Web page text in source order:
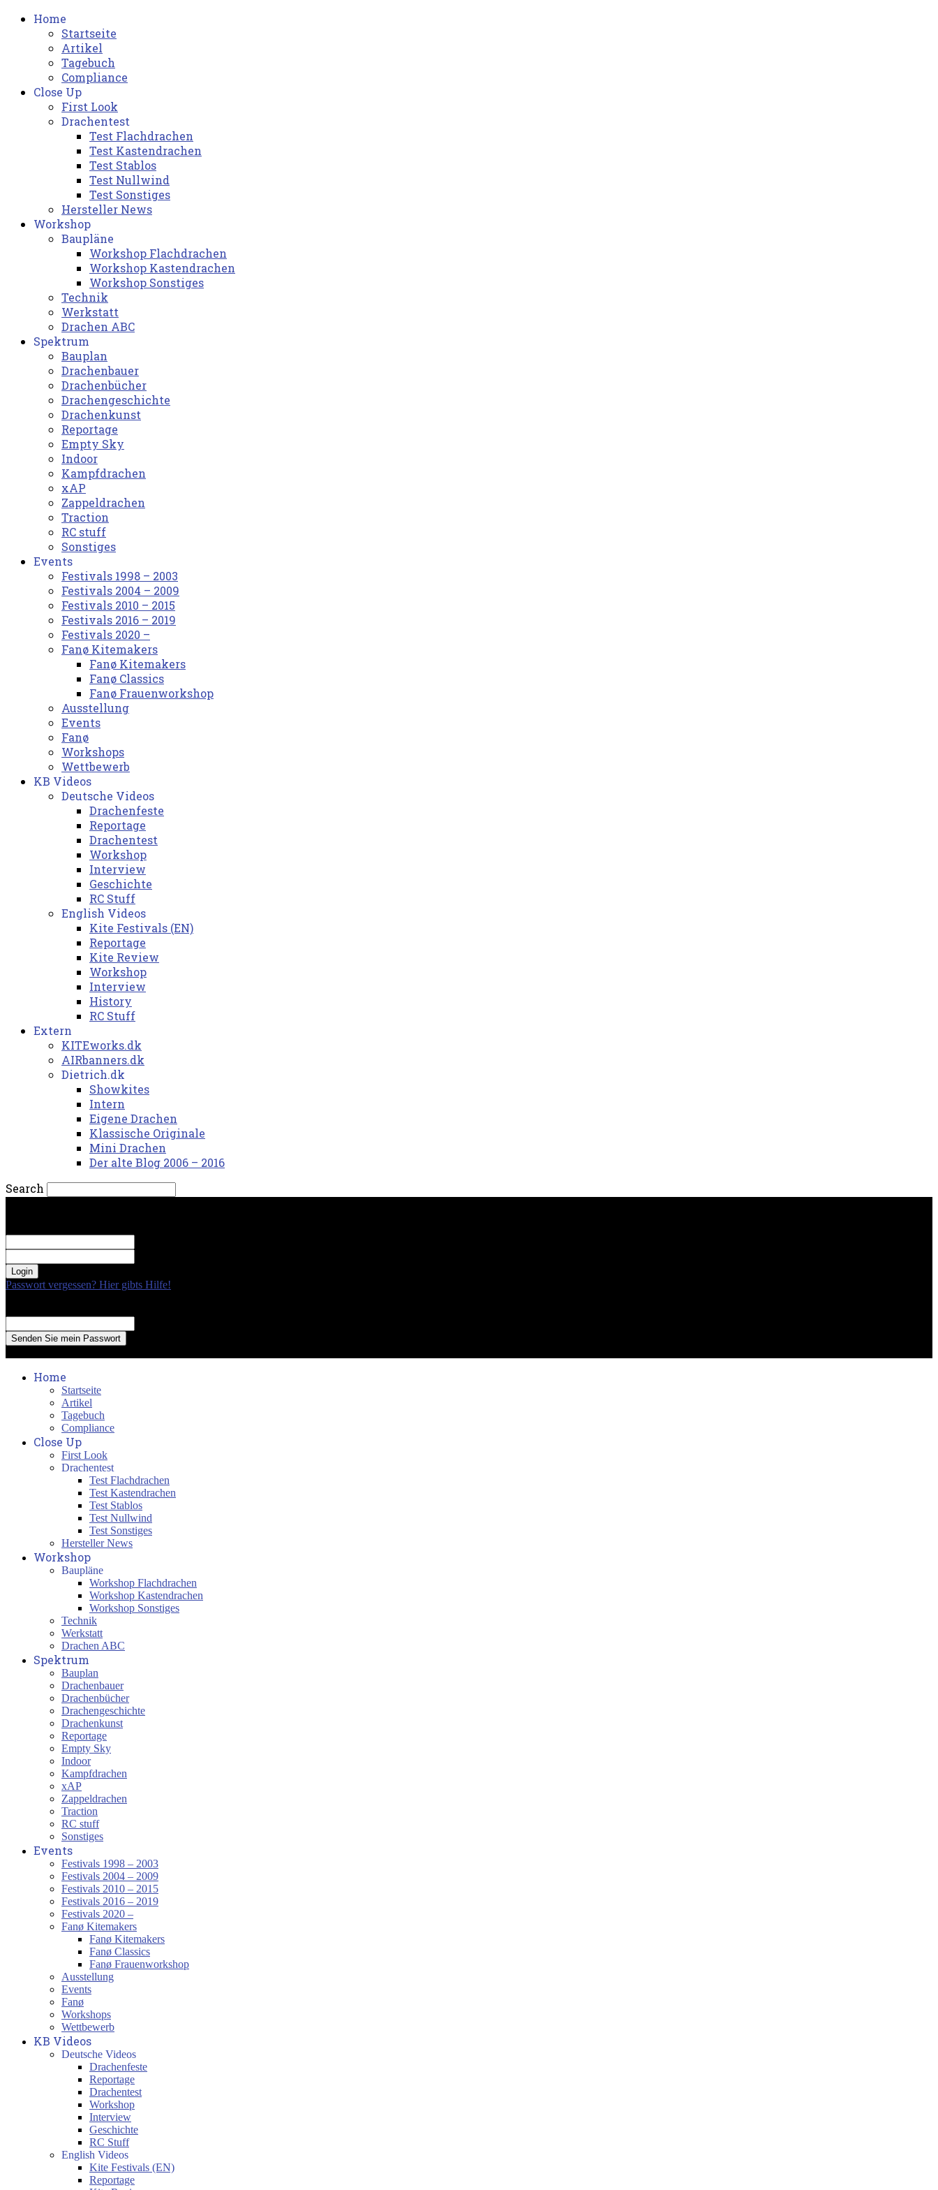
Home
Startseite
Artikel
Tagebuch
Compliance
Close Up
First Look
Drachentest
Test Flachdrachen
Test Kastendrachen
Test Stablos
Test Nullwind
Test Sonstiges
Hersteller News
Workshop
Baupläne
Workshop Flachdrachen
Workshop Kastendrachen
Workshop Sonstiges
Technik
Werkstatt
Drachen ABC
Spektrum
Bauplan
Drachenbauer
Drachenbücher
Drachengeschichte
Drachenkunst
Reportage
Empty Sky
Indoor
Kampfdrachen
xAP
Zappeldrachen
Traction
RC stuff
Sonstiges
Events
Festivals 1998 – 2003
Festivals 2004 – 2009
Festivals 2010 – 2015
Festivals 2016 – 2019
Festivals 2020 –
Fanø Kitemakers
Fanø Kitemakers
Fanø Classics
Fanø Frauenworkshop
Ausstellung
Events
Fanø
Workshops
Wettbewerb
KB Videos
Deutsche Videos
Drachenfeste
Reportage
Drachentest
Workshop
Interview
Geschichte
RC Stuff
English Videos
Kite Festivals (EN)
Reportage
Kite Review
Workshop
Interview
History
RC Stuff
Extern
KITEworks.dk
AIRbanners.dk
Dietrich.dk
Showkites
Intern
Eigene Drachen
Klassische Originale
Mini Drachen
Der alte Blog 2006 – 2016
Search
Passwort vergessen? Hier gibts Hilfe!
Home
Startseite
Artikel
Tagebuch
Compliance
Close Up
First Look
Drachentest
Test Flachdrachen
Test Kastendrachen
Test Stablos
Test Nullwind
Test Sonstiges
Hersteller News
Workshop
Baupläne
Workshop Flachdrachen
Workshop Kastendrachen
Workshop Sonstiges
Technik
Werkstatt
Drachen ABC
Spektrum
Bauplan
Drachenbauer
Drachenbücher
Drachengeschichte
Drachenkunst
Reportage
Empty Sky
Indoor
Kampfdrachen
xAP
Zappeldrachen
Traction
RC stuff
Sonstiges
Events
Festivals 1998 – 2003
Festivals 2004 – 2009
Festivals 2010 – 2015
Festivals 2016 – 2019
Festivals 2020 –
Fanø Kitemakers
Fanø Kitemakers
Fanø Classics
Fanø Frauenworkshop
Ausstellung
Events
Fanø
Workshops
Wettbewerb
KB Videos
Deutsche Videos
Drachenfeste
Reportage
Drachentest
Workshop
Interview
Geschichte
RC Stuff
English Videos
Kite Festivals (EN)
Reportage